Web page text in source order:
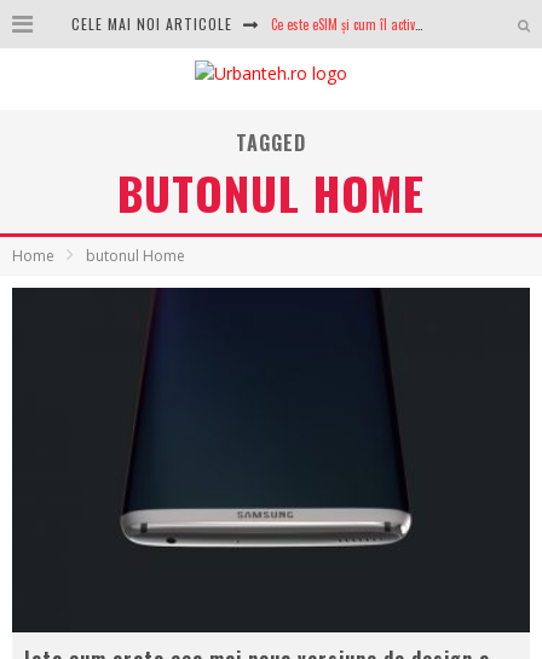
CELE MAI NOI ARTICOLE Ce este eSIM și cum îl activezi pe telefon? Ghid complet pentru Android și iPhone
GoPro revine în competiție: Mission One este răspunsul pe care DJI nu îl aștepta
TAGGED
BUTONUL HOME
Home butonul Home